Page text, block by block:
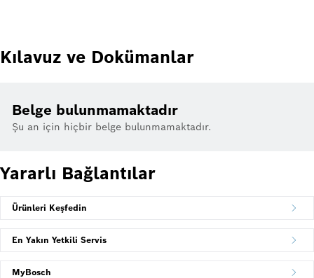
Kılavuz ve Dokümanlar
Belge bulunmamaktadır
Şu an için hiçbir belge bulunmamaktadır.
Yararlı Bağlantılar
Ürünleri Keşfedin
En Yakın Yetkili Servis
MyBosch